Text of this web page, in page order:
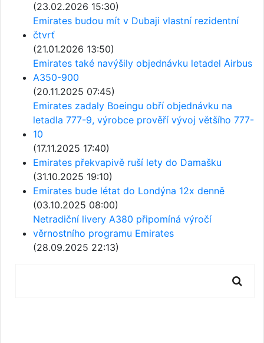
(23.02.2026 15:30)
Emirates budou mít v Dubaji vlastní rezidentní
čtvrť
(21.01.2026 13:50)
Emirates také navýšily objednávku letadel Airbus
A350-900
(20.11.2025 07:45)
Emirates zadaly Boeingu obří objednávku na
letadla 777-9, výrobce prověří vývoj většího 777-
10
(17.11.2025 17:40)
Emirates překvapivě ruší lety do Damašku
(31.10.2025 19:10)
Emirates bude létat do Londýna 12x denně
(03.10.2025 08:00)
Netradiční livery A380 připomíná výročí
věrnostního programu Emirates
(28.09.2025 22:13)